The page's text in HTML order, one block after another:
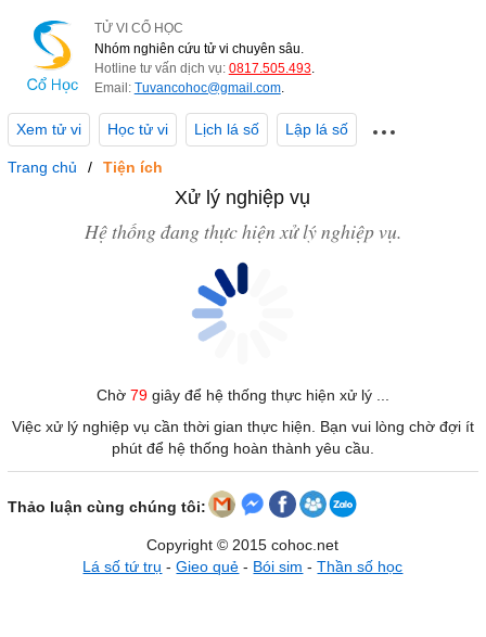
TỬ VI CỔ HỌC
Nhóm nghiên cứu tử vi chuyên sâu.
Hotline tư vấn dịch vụ: 0817.505.493.
Email: Tuvancohoc@gmail.com.
Xem tử vi Học tử vi Lịch lá số Lập lá số
Trang chủ Tiện ích
Xử lý nghiệp vụ
Hệ thống đang thực hiện xử lý nghiệp vụ.
Chờ 79giây để hệ thống thực hiện xử lý ...
Việc xử lý nghiệp vụ cần thời gian thực hiện. Bạn vui lòng chờ đợi ít
phút để hệ thống hoàn thành yêu cầu.
Thảo luận cùng chúng tôi:
Copyright © 2015 cohoc.net
Lá số tứ trụ -Gieo quẻ - Bói sim -Thần số học